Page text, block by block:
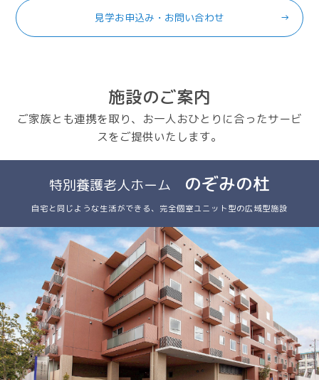
見学お申込み・お問い合わせ
施設のご案内
ご家族とも連携を取り、お一人おひとりに合ったサービ
スをご提供いたします。
特別養護老人ホーム のぞみの杜
自宅と同じような生活ができる、完全個室ユニット型の広域型施設